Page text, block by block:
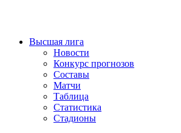
Высшая лига
Новости
Конкурс прогнозов
Составы
Матчи
Таблица
Статистика
Стадионы